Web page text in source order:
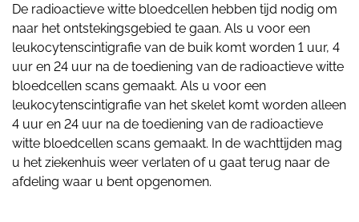
De radioactieve witte bloedcellen hebben tijd nodig om
naar het ontstekingsgebied te gaan. Als u voor een
leukocytenscintigrafie van de buik komt worden 1 uur, 4
uur en 24 uur na de toediening van de radioactieve witte
bloedcellen scans gemaakt. Als u voor een
leukocytenscintigrafie van het skelet komt worden alleen
4 uur en 24 uur na de toediening van de radioactieve
witte bloedcellen scans gemaakt. In de wachttijden mag
u het ziekenhuis weer verlaten of u gaat terug naar de
afdeling waar u bent opgenomen.